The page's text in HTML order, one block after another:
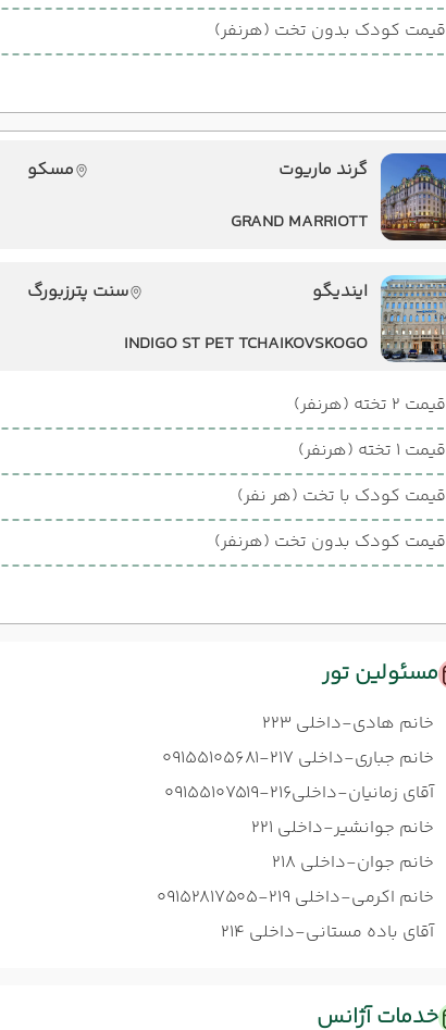
قیمت کودک بدون تخت (هرنفر)
گرند ماریوت
مسکو
GRAND MARRIOTT
ایندیگو
سنت پترزبورگ
INDIGO ST PET TCHAIKOVSKOGO
قیمت 2 تخته (هرنفر)
قیمت 1 تخته (هرنفر)
قیمت کودک با تخت (هر نفر)
قیمت کودک بدون تخت (هرنفر)
مسئولین تور
خانم هادی-داخلی 223
خانم جباری-داخلی 217-09155105681
آقای زمانیان-داخلی216-09155107519
خانم جوانشیر-داخلی 221
خانم جوان-داخلی 218
خانم اکرمی-داخلی 219-09152817505
آقای باده مستانی-داخلی 214
خدمات آژانس